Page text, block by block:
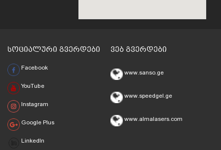
სოციალური გვერდები
Facebook
YouTube
Instagram
Google Plus
LinkedIn
ვებ გვერდები
www.sanso.ge
www.speedgel.ge
www.almalasers.com